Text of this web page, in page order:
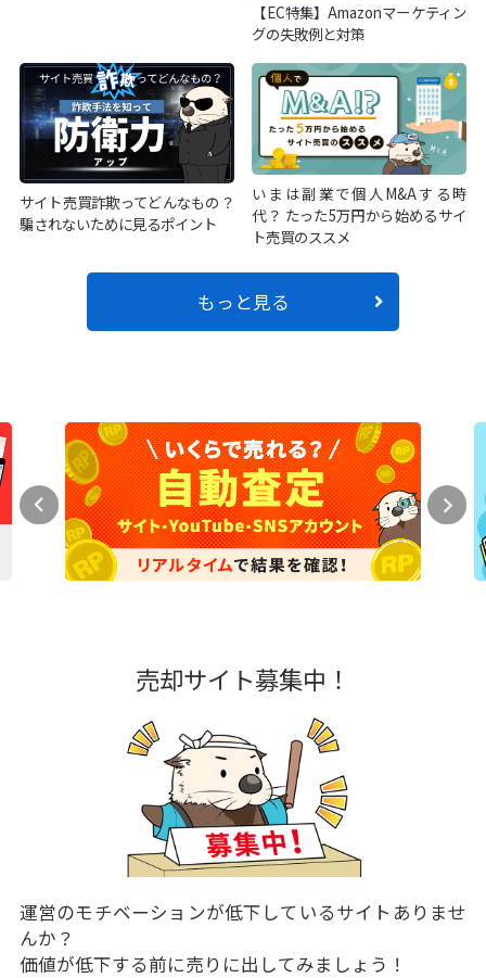
【EC特集】Amazonマーケティン
グの失敗例と対策
サイト売買詐欺ってどんなもの？
騙されないために見るポイント
いまは副業で個人M&Aする時
代？ たった5万円から始めるサイ
ト売買のススメ
もっと見る
売却サイト募集中！
運営のモチベーションが低下しているサイトありませ
んか？
価値が低下する前に売りに出してみましょう！